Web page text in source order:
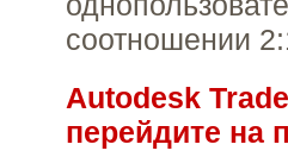
соотношении
Autodesk
перейдите на